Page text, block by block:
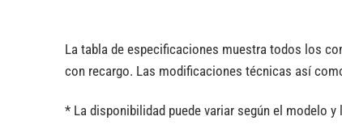
La tabla de especificaciones muestra todos los
con recargo. Las modificaciones técnicas así
* La disponibilidad puede variar según el modelo y